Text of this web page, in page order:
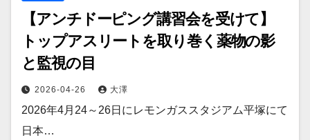
【アンチドーピング講習会を受けて】
トップアスリートを取り巻く薬物の影
と監視の目
2026-04-26 大澤
2026年4月24～26日にレモンガススタジアム平塚にて
日本…